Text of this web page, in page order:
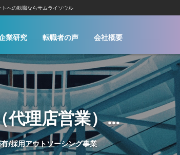
トへの転職ならサムライソウル
業研究 転職者の声 会社概要
代理店営業※業界未経験歓迎※ 【人事・採用コンサルタント（代理店営業）】 企業の人材に関する課題を解決/フレックス・在宅勤務有/採用アウトソーシング事業 | 株式会社アールナイン | サムライソウル
/採用アウトソーシング事業